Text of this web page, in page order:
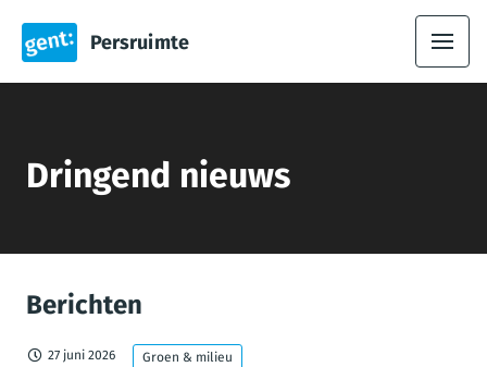
Persruimte
Dringend nieuws
Berichten
27 juni 2026 Groen & milieu